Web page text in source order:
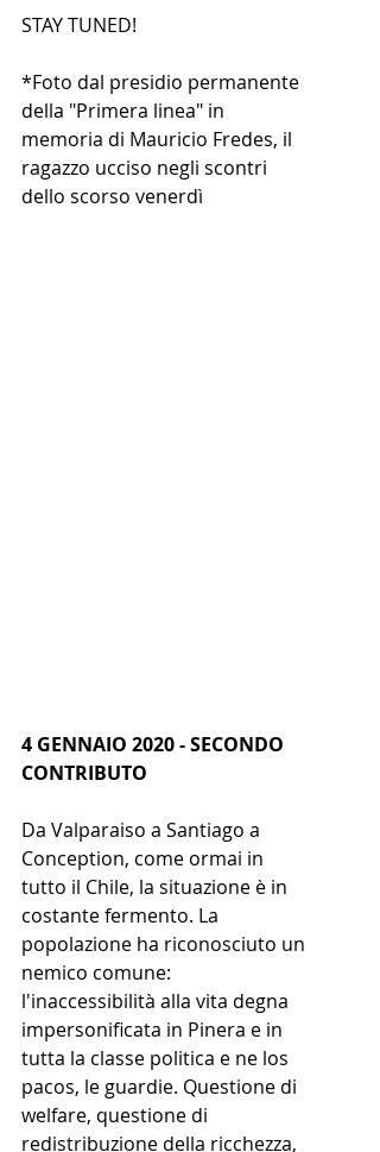
STAY TUNED!
*Foto dal presidio permanente
della "Primera linea" in
memoria di Mauricio Fredes, il
ragazzo ucciso negli scontri
dello scorso venerdì
4 GENNAIO 2020 - SECONDO
CONTRIBUTO
Da Valparaiso a Santiago a
Conception, come ormai in
tutto il Chile, la situazione è in
costante fermento. La
popolazione ha riconosciuto un
nemico comune:
l'inaccessibilità alla vita degna
impersonificata in Pinera e in
tutta la classe politica e ne los
pacos, le guardie. Questione di
welfare, questione di
redistribuzione della ricchezza,